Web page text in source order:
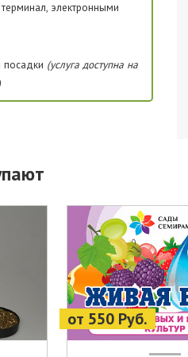
электронными
посадки (услуга доступна на
от 550 Руб.